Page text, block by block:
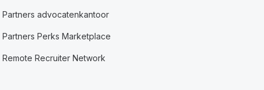
Partners advocatenkantoor
Partners Perks Marketplace
Remote Recruiter Network